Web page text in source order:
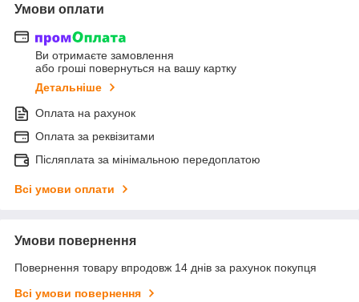
Умови оплати
Ви отримаєте замовлення
або гроші повернуться на вашу картку
Детальніше
Оплата на рахунок
Оплата за реквізитами
Післяплата за мінімальною передоплатою
Всі умови оплати
Умови повернення
Повернення товару впродовж 14 днів за рахунок покупця
Всі умови повернення